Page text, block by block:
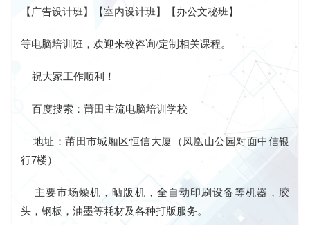
【广告设计班】【室内设计班】【办公文秘班】
等电脑培训班，欢迎来校咨询/定制相关课程。
祝大家工作顺利！
百度搜索：莆田主流电脑培训学校
地址：莆田市城厢区恒信大厦（凤凰山公园对面中信银
行7楼）
主要市场燥机，晒版机，全自动印刷设备等机器，胶
头，钢板，油墨等耗材及各种打版服务。